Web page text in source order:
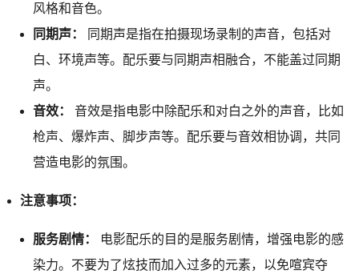
风格和音色。
同期声：
同期声是指在拍摄现场录制的声音，包括对
白、环境声等。配乐要与同期声相融合，不能盖过同期
声。
音效：
音效是指电影中除配乐和对白之外的声音，比如
枪声、爆炸声、脚步声等。配乐要与音效相协调，共同
营造电影的氛围。
注意事项：
服务剧情：
电影配乐的目的是服务剧情，增强电影的感
染力。不要为了炫技而加入过多的元素，以免喧宾夺